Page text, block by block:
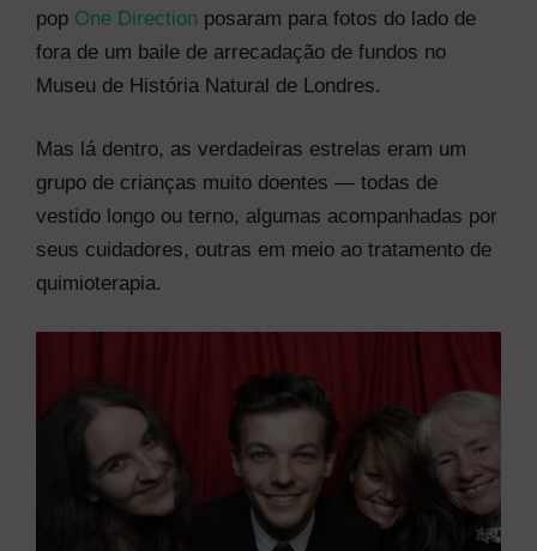
pop One Direction posaram para fotos do lado de
fora de um baile de arrecadação de fundos no
Museu de História Natural de Londres.
Mas lá dentro, as verdadeiras estrelas eram um
grupo de crianças muito doentes — todas de
vestido longo ou terno, algumas acompanhadas por
seus cuidadores, outras em meio ao tratamento de
quimioterapia.